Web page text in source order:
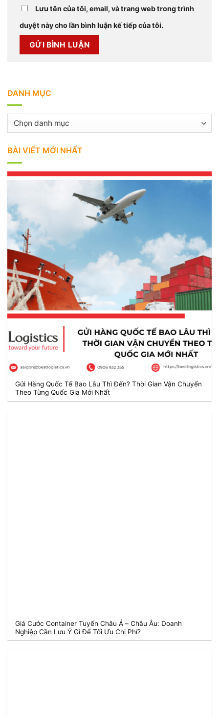
Lưu tên của tôi, email, và trang web trong trình
duyệt này cho lần bình luận kế tiếp của tôi.
DANH MỤC
Danh
BÀI VIẾT MỚI NHẤT
Gửi Hàng Quốc Tế Bao Lâu Thì Đến? Thời Gian Vận Chuyển
Theo Từng Quốc Gia Mới Nhất
Giá Cước Container Tuyến Châu Á – Châu Âu: Doanh
Nghiệp Cần Lưu Ý Gì Để Tối Ưu Chi Phí?